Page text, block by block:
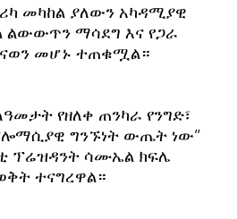
መካከል ያለውን አካዳሚያዊ
ልውውጥን ማሳደግ እና የጋራ
መሆኑ ተጠቁሟል።
የዘለቀ ጠንካራ የንግድ፣
ግንኙነት ውጤት ነው”
ፕሬዝዳንት ሳሙኤል ክፍሌ
ተናግረዋል።